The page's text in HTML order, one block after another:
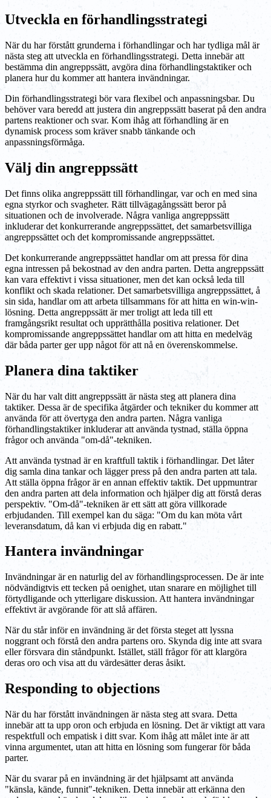
Utveckla en förhandlingsstrategi
När du har förstått grunderna i förhandlingar och har tydliga mål är
nästa steg att utveckla en förhandlingsstrategi. Detta innebär att
bestämma din angreppssätt, avgöra dina förhandlingstaktiker och
planera hur du kommer att hantera invändningar.
Din förhandlingsstrategi bör vara flexibel och anpassningsbar. Du
behöver vara beredd att justera din angreppssätt baserat på den andra
partens reaktioner och svar. Kom ihåg att förhandling är en
dynamisk process som kräver snabb tänkande och
anpassningsförmåga.
Välj din angreppssätt
Det finns olika angreppssätt till förhandlingar, var och en med sina
egna styrkor och svagheter. Rätt tillvägagångssätt beror på
situationen och de involverade. Några vanliga angreppssätt
inkluderar det konkurrerande angreppssättet, det samarbetsvilliga
angreppssättet och det kompromissande angreppssättet.
Det konkurrerande angreppssättet handlar om att pressa för dina
egna intressen på bekostnad av den andra parten. Detta angreppssätt
kan vara effektivt i vissa situationer, men det kan också leda till
konflikt och skada relationer. Det samarbetsvilliga angreppssättet, å
sin sida, handlar om att arbeta tillsammans för att hitta en win-win-
lösning. Detta angreppssätt är mer troligt att leda till ett
framgångsrikt resultat och upprätthålla positiva relationer. Det
kompromissande angreppssättet handlar om att hitta en medelväg
där båda parter ger upp något för att nå en överenskommelse.
Planera dina taktiker
När du har valt ditt angreppssätt är nästa steg att planera dina
taktiker. Dessa är de specifika åtgärder och tekniker du kommer att
använda för att övertyga den andra parten. Några vanliga
förhandlingstaktiker inkluderar att använda tystnad, ställa öppna
frågor och använda "om-då"-tekniken.
Att använda tystnad är en kraftfull taktik i förhandlingar. Det låter
dig samla dina tankar och lägger press på den andra parten att tala.
Att ställa öppna frågor är en annan effektiv taktik. Det uppmuntrar
den andra parten att dela information och hjälper dig att förstå deras
perspektiv. "Om-då"-tekniken är ett sätt att göra villkorade
erbjudanden. Till exempel kan du säga: "Om du kan möta vårt
leveransdatum, då kan vi erbjuda dig en rabatt."
Hantera invändningar
Invändningar är en naturlig del av förhandlingsprocessen. De är inte
nödvändigtvis ett tecken på oenighet, utan snarare en möjlighet till
förtydligande och ytterligare diskussion. Att hantera invändningar
effektivt är avgörande för att slå affären.
När du står inför en invändning är det första steget att lyssna
noggrant och förstå den andra partens oro. Skynda dig inte att svara
eller försvara din ståndpunkt. Istället, ställ frågor för att klargöra
deras oro och visa att du värdesätter deras åsikt.
Responding to objections
När du har förstått invändningen är nästa steg att svara. Detta
innebär att ta upp oron och erbjuda en lösning. Det är viktigt att vara
respektfull och empatisk i ditt svar. Kom ihåg att målet inte är att
vinna argumentet, utan att hitta en lösning som fungerar för båda
parter.
När du svarar på en invändning är det hjälpsamt att använda
"känsla, kände, funnit"-tekniken. Detta innebär att erkänna den